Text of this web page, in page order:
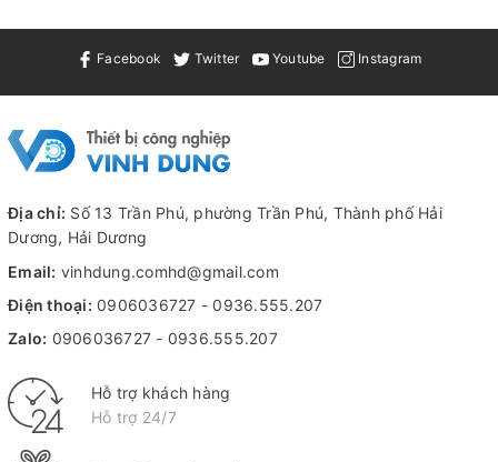
Facebook Twitter Youtube Instagram
Địa chỉ: Số 13 Trần Phú, phường Trần Phú, Thành phố Hải
Dương, Hải Dương
Email: vinhdung.comhd@gmail.com
Điện thoại: 0906036727 -0936.555.207
Zalo: 0906036727 - 0936.555.207
Hỗ trợ khách hàng
Hỗ trợ 24/7